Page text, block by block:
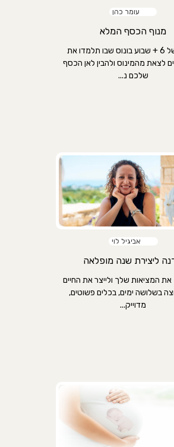
עומר כהן
מנוף הכסף המלא
תהליך של 6 + שבוע בונוס שבו תלמדו את
לצאת מהמינוס ולהבין לאן הכסף
שלכם נ...
אביגיל לוי
ליצירת שנה מופלאה
את המציאות שלך ולייצר את החיים
בשלושה ימים, בכלים פשוטים,
מדוייק...